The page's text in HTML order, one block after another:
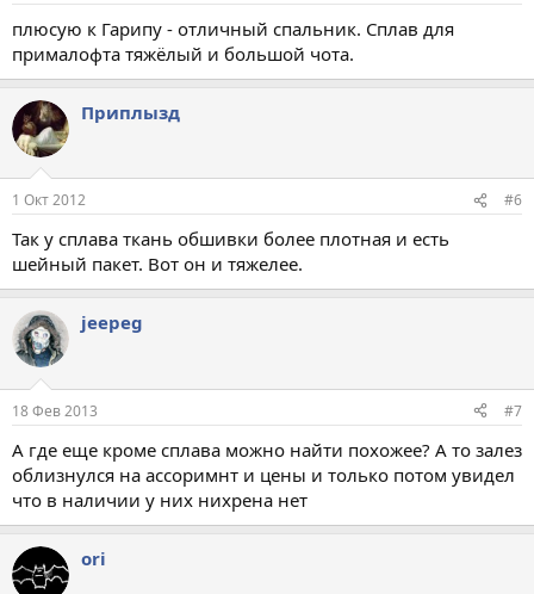
плюсую к Гарипу - отличный спальник. Сплав для
прималофта тяжёлый и большой чота.
Приплызд
1 Окт 2012 #6
Так у сплава ткань обшивки более плотная и есть
шейный пакет. Вот он и тяжелее.
jeepeg
18 Фев 2013 #7
А где еще кроме сплава можно найти похожее? А то залез
облизнулся на ассоримнт и цены и только потом увидел
что в наличии у них нихрена нет
ori